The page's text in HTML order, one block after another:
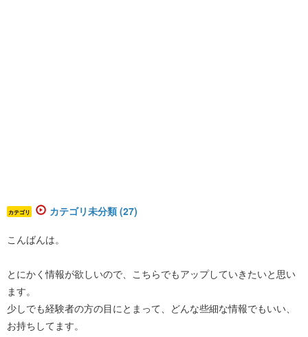
カテゴリ カテゴリ未分類 (27)
こんばんは。
とにかく情報が欲しいので、こちらでもアップしていきたいと思い
ます。
少しでも経験者の方の目にとまって、どんな些細な情報でもいい、
お持ちしてます。